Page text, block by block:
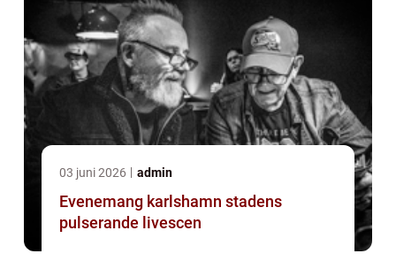
03 juni 2026 admin
Evenemang karlshamn stadens
pulserande livescen